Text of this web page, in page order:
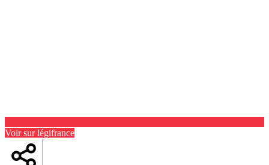
Voir sur légifrance